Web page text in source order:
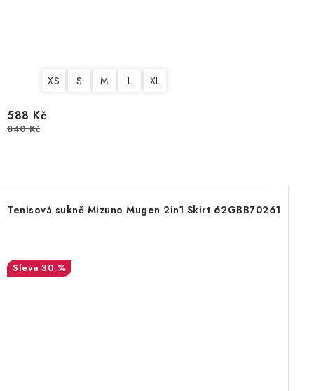
XS S M L XL
588 Kč
840 Kč
Tenisová sukně Mizuno Mugen 2in1 Skirt 62GBB70261
30 %